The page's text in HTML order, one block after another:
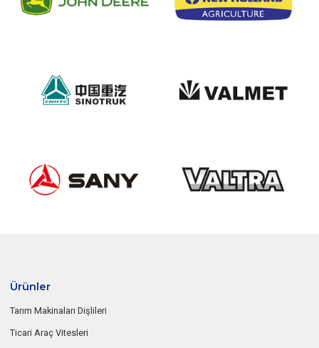
Ürünler
Tarım Makinaları Dişlileri
Ticari Araç Vitesleri